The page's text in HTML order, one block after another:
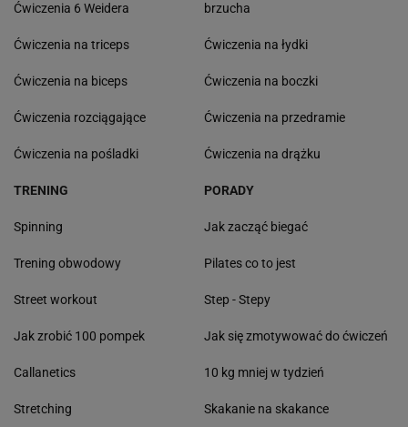
Ćwiczenia 6 Weidera
Ćwiczenia na triceps
Ćwiczenia na biceps
Ćwiczenia rozciągające
Ćwiczenia na pośladki
brzucha
Ćwiczenia na łydki
Ćwiczenia na boczki
Ćwiczenia na przedramie
Ćwiczenia na drążku
TRENING
Spinning
Trening obwodowy
Street workout
Jak zrobić 100 pompek
Callanetics
Stretching
PORADY
Jak zacząć biegać
Pilates co to jest
Step - Stepy
Jak się zmotywować do ćwiczeń
10 kg mniej w tydzień
Skakanie na skakance